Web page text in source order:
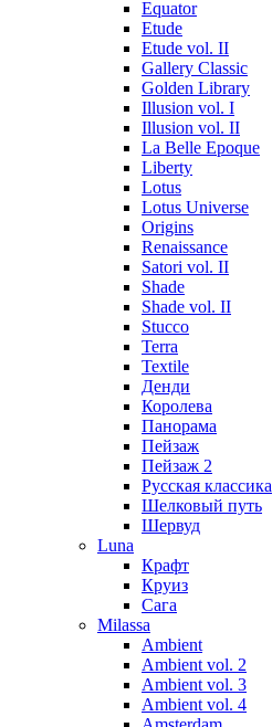
Equator
Etude
Etude vol. II
Gallery Classic
Golden Library
Illusion vol. I
Illusion vol. II
La Belle Epoque
Liberty
Lotus
Lotus Universe
Origins
Renaissance
Satori vol. II
Shade
Shade vol. II
Stucco
Terra
Textile
Денди
Королева
Панорама
Пейзаж
Пейзаж 2
Русская классика
Шелковый путь
Шервуд
Luna
Крафт
Круиз
Сага
Milassa
Ambient
Ambient vol. 2
Ambient vol. 3
Ambient vol. 4